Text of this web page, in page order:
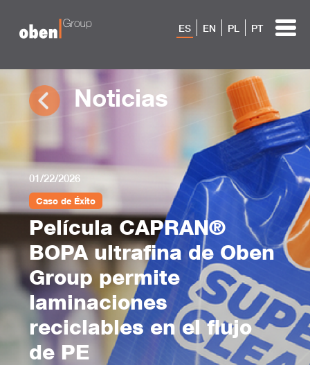
ES EN PL PT
Noticias
01/22/2026
Caso de Éxito
Película CAPRAN®
BOPA ultrafina de Oben
Group permite
laminaciones
reciclables en el flujo
de PE